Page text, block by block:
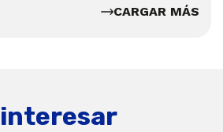
CARGAR MÁS
interesar